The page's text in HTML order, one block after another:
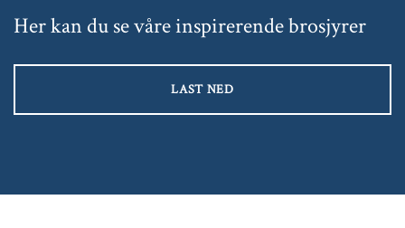
Her kan du se våre inspirerende brosjyrer
LAST NED